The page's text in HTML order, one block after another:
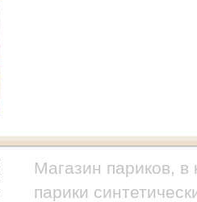
Магазин париков,
парики